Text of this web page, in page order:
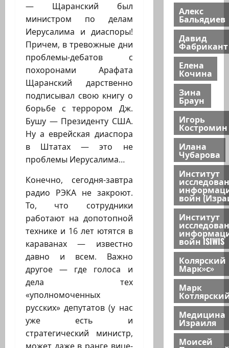
— Щаранский был
министром по делам
Иерусалима и диаспоры!
Причем, в тревожные дни
проблемы-дебатов с
похоронами Арафата
Щаранский дарственно
подписывал свою книгу о
борьбе с террором Дж.
Бушу — Президенту США.
Ну а еврейская диаспора
в Штатах — это не
проблемы Иерусалима…
Конечно, сегодня-завтра
радио РЭКА не закроют.
То, что сотрудники
работают на допотопной
технике и 16 лет ютятся в
караванах — известно
давно и всем. Важно
другое — где голоса и
дела тех
«уполномоченных
русских» депутатов (у нас
уже есть и
стратегический министр,
Алекс
Бальядиев
Давид
Фабрикант
Елена
Кочина
Зина
Браун
Игорь
Костромин
Илана
Чубарова
Институт
войн
Институт
войн ISIWIS
Колярский
Марк»с»
Марк
Медицина
Израиля
Моисей